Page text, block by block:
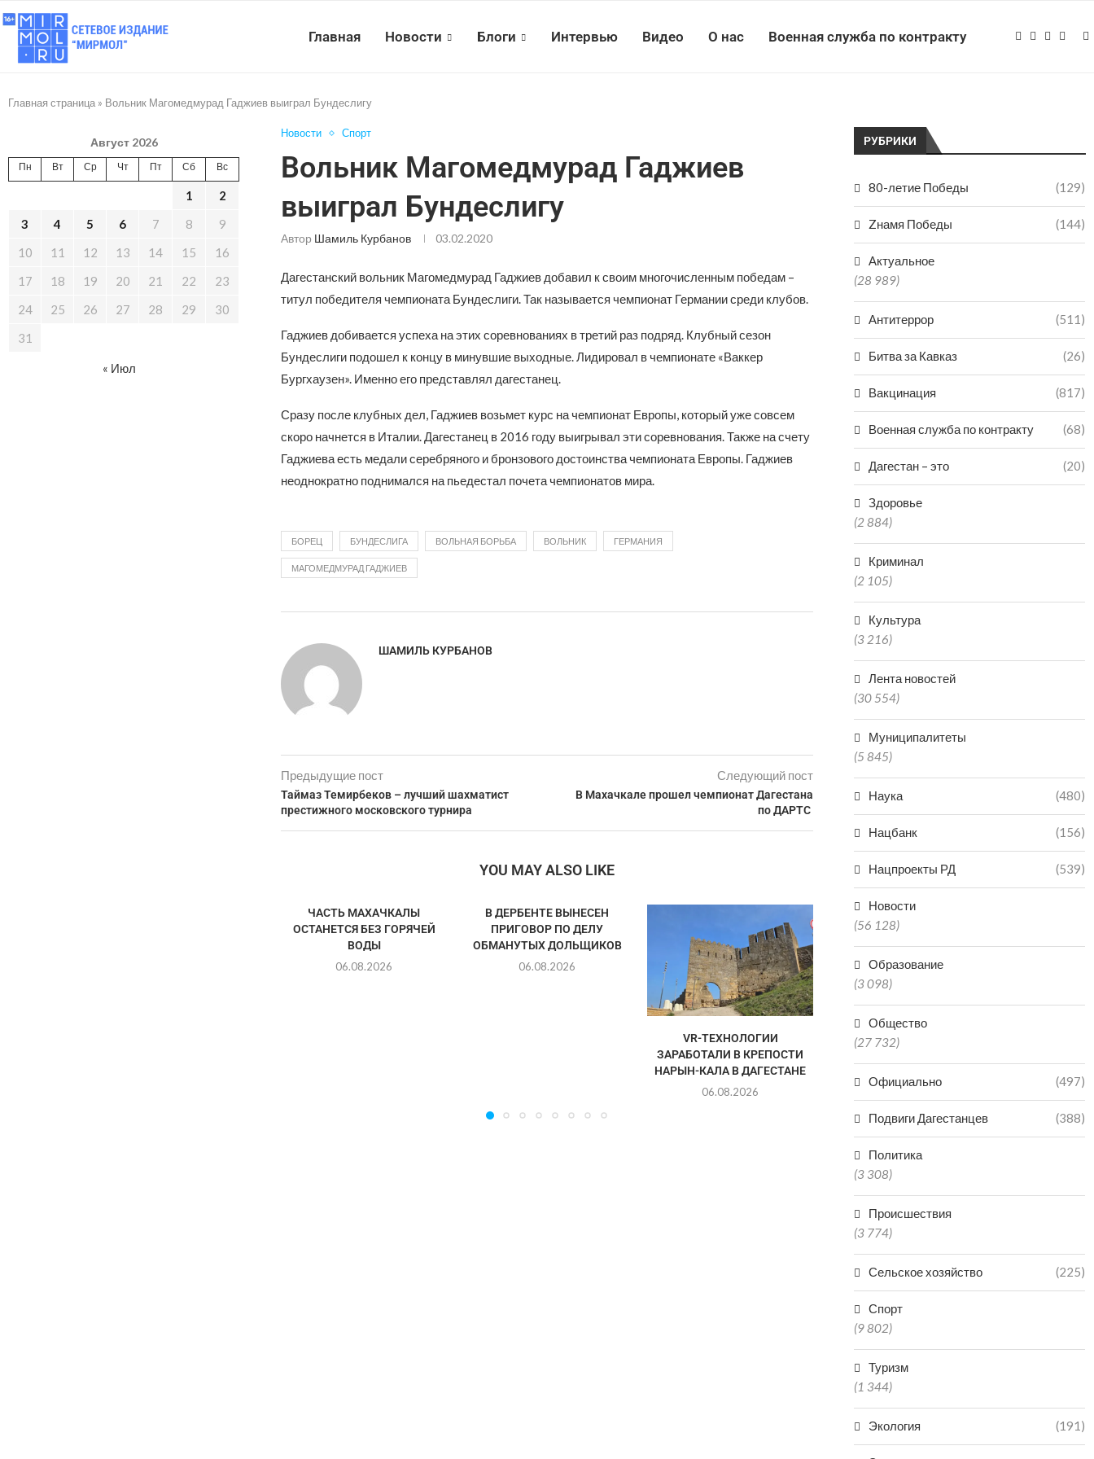
Главная Новости Блоги Интервью Видео О нас Военная служба по контракту
Главная страница » Вольник Магомедмурад Гаджиев выиграл Бундеслигу
Новости Спорт
Вольник Магомедмурад Гаджиев
выиграл Бундеслигу
Автор Шамиль Курбанов 03.02.2020
Дагестанский вольник Магомедмурад Гаджиев добавил к своим многочисленным победам –
титул победителя чемпионата Бундеслиги. Так называется чемпионат Германии среди клубов.
Гаджиев добивается успеха на этих соревнованиях в третий раз подряд. Клубный сезон
Бундеслиги подошел к концу в минувшие выходные. Лидировал в чемпионате «Ваккер
Бургхаузен». Именно его представлял дагестанец.
Сразу после клубных дел, Гаджиев возьмет курс на чемпионат Европы, который уже совсем
скоро начнется в Италии. Дагестанец в 2016 году выигрывал эти соревнования. Также на счету
Гаджиева есть медали серебряного и бронзового достоинства чемпионата Европы. Гаджиев
неоднократно поднимался на пьедестал почета чемпионатов мира.
БОРЕЦ БУНДЕСЛИГА ВОЛЬНАЯ БОРЬБА ВОЛЬНИК ГЕРМАНИЯ
МАГОМЕДМУРАД ГАДЖИЕВ
ШАМИЛЬ КУРБАНОВ
Предыдущие пост
Таймаз Темирбеков – лучший шахматист
престижного московского турнира
Следующий пост
В Махачкале прошел чемпионат Дагестана
по ДАРТС ​
YOU MAY ALSO LIKE
ЧАСТЬ МАХАЧКАЛЫ
ОСТАНЕТСЯ БЕЗ ГОРЯЧЕЙ
ВОДЫ
06.08.2026
В ДЕРБЕНТЕ ВЫНЕСЕН
ПРИГОВОР ПО ДЕЛУ
ОБМАНУТЫХ ДОЛЬЩИКОВ
06.08.2026
VR-ТЕХНОЛОГИИ
ЗАРАБОТАЛИ В КРЕПОСТИ
НАРЫН-КАЛА В ДАГЕСТАНЕ
06.08.2026
ДАГЕСТАН ВОШЕЛ В ТОП-5
МИНЕРАЛКИ...
РУБРИКИ
80-летие Победы (129)
Zнамя Победы (144)
Актуальное
(28 989)
Антитеррор (511)
Битва за Кавказ (26)
Вакцинация (817)
Военная служба по контракту (68)
Дагестан – это (20)
Здоровье
(2 884)
Криминал
(2 105)
Культура
(3 216)
Лента новостей
(30 554)
Муниципалитеты
(5 845)
Наука (480)
Нацбанк (156)
Нацпроекты РД (539)
Новости
(56 128)
Образование
(3 098)
Общество
(27 732)
Официально (497)
Подвиги Дагестанцев (388)
Политика
(3 308)
Происшествия
(3 774)
Сельское хозяйство (225)
Спорт
(9 802)
Туризм
(1 344)
Экология (191)
Август 2026
Пн Вт Ср Чт Пт Сб Вс
1
2
3
4 5 6 7 8
9
10
11 12 13 14 15
16
17
18 19 20 21 22
23
24
25 26 27 28 29
30
31
« Июл